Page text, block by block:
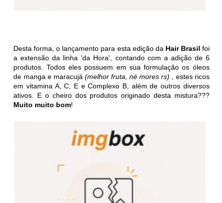
Desta forma, o lançamento para esta edição da Hair Brasil foi
a extensão da linha 'da Hora', contando com a adição de 6
produtos. Todos eles possuem em sua formulação os óleos
de manga e maracujá (melhor fruta, né mores rs) , estes ricos
em vitamina A, C, E e Complexo B, além de outros diversos
ativos. E o cheiro dos produtos originado desta mistura???
Muito muito bom!